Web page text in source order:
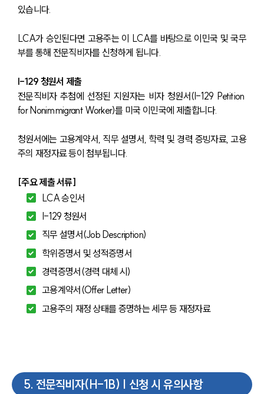
있습니다.
LCA가 승인된다면 고용주는 이 LCA를 바탕으로 이민국 및 국무
부를 통해 전문직비자를 신청하게 됩니다.
I-129 청원서 제출
전문직비자 추첨에 선정된 지원자는 비자 청원서(I-129 Petition
for Nonimmigrant Worker)를 미국 이민국에 제출합니다.
청원서에는 고용계약서, 직무 설명서, 학력 및 경력 증빙자료, 고용
주의 재정자료 등이 첨부됩니다.
[주요 제출 서류]
LCA 승인서
I-129 청원서
직무 설명서(Job Description)
학위증명서 및 성적증명서
경력증명서(경력 대체 시)
고용계약서(Offer Letter)
고용주의 재정 상태를 증명하는 세무 등 재정자료
5. 전문직비자(H-1B) | 신청 시 유의사항